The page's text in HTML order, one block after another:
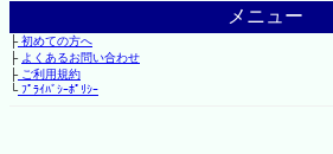
メニュー
├初めての方へ
├ よくあるお問い合わせ
├ご利用規約
└ﾌﾟﾗｲﾊﾞｼｰﾎﾟﾘｼｰ